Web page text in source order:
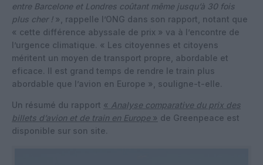
entre Barcelone et Londres coûtant même jusqu’à 30 fois
plus cher !», rappelle l’ONG dans son rapport, notant que
« cette différence abyssale de prix » va à l’encontre de
l’urgence climatique. « Les citoyennes et citoyens
méritent un moyen de transport propre, abordable et
eficace. Il est grand temps de rendre le train plus
abordable que l’avion en Europe », souligne-t-elle.
Un résumé du rapport « Analyse comparative du prix des
billets d’avion et de train en Europe » de Greenpeace est
disponible sur son site.